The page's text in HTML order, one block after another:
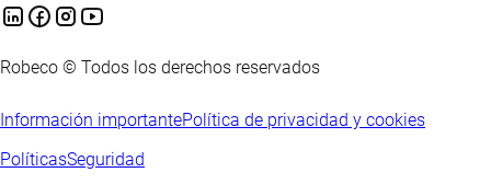
Robeco © Todos los derechos reservados
Información importantePolítica de privacidad y cookies
PolíticasSeguridad